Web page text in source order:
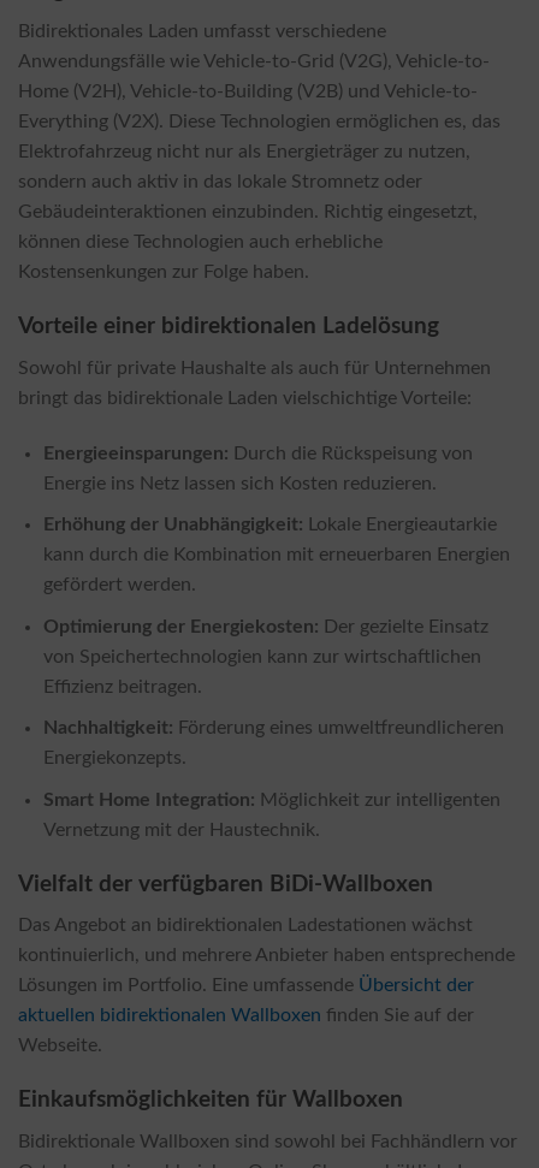
Bidirektionales Laden umfasst verschiedene
Anwendungsfälle wie Vehicle-to-Grid (V2G), Vehicle-to-
Home (V2H), Vehicle-to-Building (V2B) und Vehicle-to-
Everything (V2X). Diese Technologien ermöglichen es, das
Elektrofahrzeug nicht nur als Energieträger zu nutzen,
sondern auch aktiv in das lokale Stromnetz oder
Gebäudeinteraktionen einzubinden. Richtig eingesetzt,
können diese Technologien auch erhebliche
Kostensenkungen zur Folge haben.
Vorteile einer bidirektionalen Ladelösung
Sowohl für private Haushalte als auch für Unternehmen
bringt das bidirektionale Laden vielschichtige Vorteile:
Energieeinsparungen: Durch die Rückspeisung von
Energie ins Netz lassen sich Kosten reduzieren.
Erhöhung der Unabhängigkeit: Lokale Energieautarkie
kann durch die Kombination mit erneuerbaren Energien
gefördert werden.
Optimierung der Energiekosten: Der gezielte Einsatz
von Speichertechnologien kann zur wirtschaftlichen
Effizienz beitragen.
Nachhaltigkeit: Förderung eines umweltfreundlicheren
Energiekonzepts.
Smart Home Integration: Möglichkeit zur intelligenten
Vernetzung mit der Haustechnik.
Vielfalt der verfügbaren BiDi-Wallboxen
Das Angebot an bidirektionalen Ladestationen wächst
kontinuierlich, und mehrere Anbieter haben entsprechende
Lösungen im Portfolio. Eine umfassende Übersicht der
aktuellen bidirektionalen Wallboxen finden Sie auf der
Webseite.
Einkaufsmöglichkeiten für Wallboxen
Bidirektionale Wallboxen sind sowohl bei Fachhändlern vor